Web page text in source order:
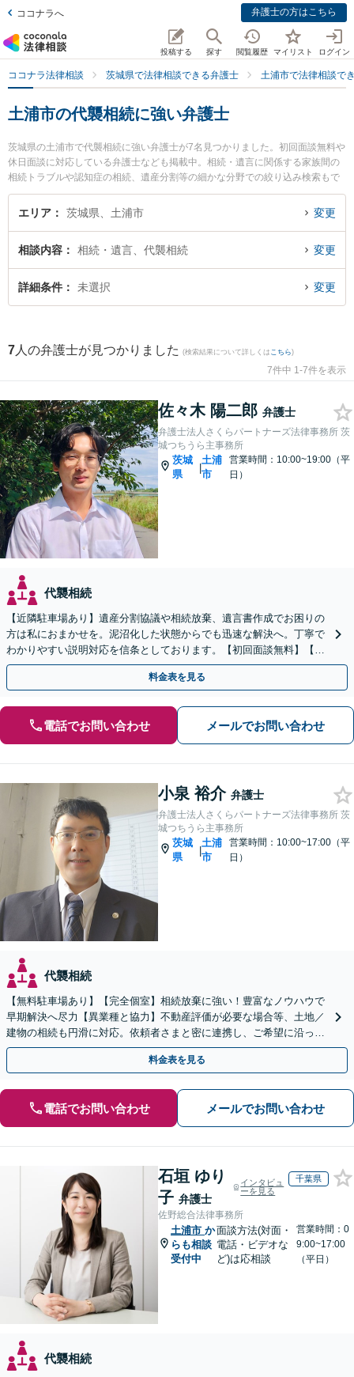
ココナラへ 弁護士の方はこちら
投稿する 探す 閲覧履歴 マイリスト ログイン
ココナラ法律相談 茨城県で法律相談できる弁護士 土浦市で法律相談で
土浦市の代襲相続に強い弁護士
茨城県の土浦市で代襲相続に強い弁護士が7名見つかりました。初回面談無料や
休日面談に対応している弁護士なども掲載中。相続・遺言に関係する家族間の
相続トラブルや認知症の相続、遺産分割等の細かな分野での絞り込み検索もで
き便利です。特に弁護士法人さくらパートナーズ法律事務所 茨城つちうら主事
務所の佐々木 陽二郎弁護士や弁護士法人さくらパートナーズ法律事務所 茨城つ
や夜間に発生した代襲相続のトラブルを今すぐに弁護士に相談したい』『代襲
相続のトラブル解決の実績豊富な近くの弁護士を検索したい』『初回相談無料
で代襲相続を法律相談できる土浦市内の弁護士に相談予約したい』などでお困
エリア 茨城県、土浦市 変更
相談内容 相続・遺言、代襲相続 変更
詳細条件 未選択 変更
7 人の弁護士が見つかりました (検索結果について詳しくは こちら)
7件中 1-7件を表示
佐々木 陽二郎 弁護士
弁護士法人さくらパートナーズ法律事務所 茨
城つちうら主事務所
茨城
県
|
土浦
市
営業時間：10:00~19:00（平
日）
代襲相続
【近隣駐車場あり】遺産分割協議や相続放棄、遺言書作成でお困りの
方は私におまかせを。泥沼化した状態からでも迅速な解決へ。丁寧で
わかりやすい説明対応を信条としております。【初回面談無料】【法
テラス利用可】【休日・夜間対応可】
料金表を見る
電話でお問い合わせ メールでお問い合わせ
小泉 裕介 弁護士
弁護士法人さくらパートナーズ法律事務所 茨
城つちうら主事務所
茨城
県
|
土浦
市
営業時間：10:00~17:00（平
日）
代襲相続
【無料駐車場あり】【完全個室】相続放棄に強い！豊富なノウハウで
早期解決へ尽力【異業種と協力】不動産評価が必要な場合等、土地／
建物の相続も円滑に対応。依頼者さまと密に連携し、ご希望に沿った
相続を目指します【夜間休日対応】【土浦駅よりバス3分】
料金表を見る
電話でお問い合わせ メールでお問い合わせ
石垣 ゆり
子 弁護士
インタビュ
ーを見る
千葉県
佐野総合法律事務所
土浦市 か
らも相談
受付中
面談方法(対面・
電話・ビデオな
ど)は応相談
営業時間：0
9:00~17:00
（平日）
代襲相続